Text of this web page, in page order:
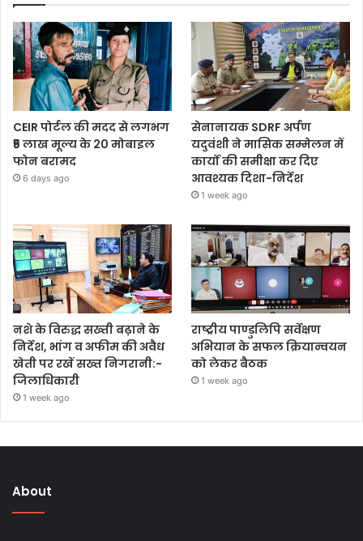
CEIR पोर्टल की मदद से लगभग
₹5 लाख मूल्य के 20 मोबाइल
फोन बरामद
6 days ago
सेनानायक SDRF अर्पण
यदुवंशी ने मासिक सम्मेलन में
कार्यों की समीक्षा कर दिए
आवश्यक दिशा-निर्देश
1 week ago
नशे के विरुद्ध सख्ती बढ़ाने के
निर्देश, भांग व अफीम की अवैध
खेती पर रखें सख्त निगरानी:-
जिलाधिकारी
1 week ago
राष्ट्रीय पाण्डुलिपि सर्वेक्षण
अभियान के सफल क्रियान्वयन
को लेकर बैठक
1 week ago
About